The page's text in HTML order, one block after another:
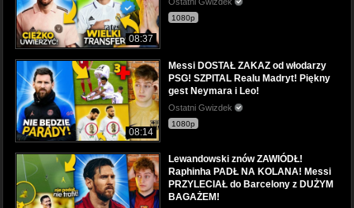
08:37
1080p
08:14
Messi DOSTAŁ ZAKAZ od włodarzy
PSG! SZPITAL Realu Madryt! Piękny
gest Neymara i Leo!
Ostatni Gwizdek
1080p
Lewandowski znów ZAWIÓDŁ!
Raphinha PADŁ NA KOLANA! Messi
PRZYLECIAŁ do Barcelony z DUŻYM
BAGAŻEM!